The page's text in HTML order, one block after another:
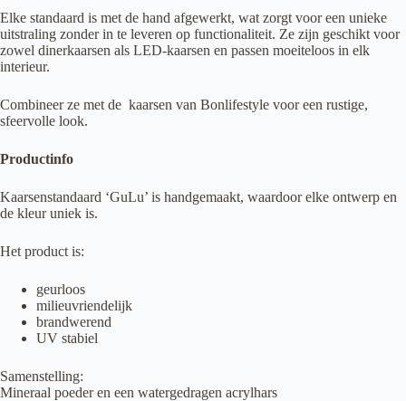
Elke standaard is met de hand afgewerkt, wat zorgt voor een unieke
uitstraling zonder in te leveren op functionaliteit. Ze zijn geschikt voor
zowel dinerkaarsen als LED-kaarsen en passen moeiteloos in elk
interieur.
Combineer ze met de kaarsen van Bonlifestyle voor een rustige,
sfeervolle look.
Productinfo
Kaarsenstandaard ‘GuLu’ is handgemaakt, waardoor elke ontwerp en
de kleur uniek is.
Het product is:
geurloos
milieuvriendelijk
brandwerend
UV stabiel
Samenstelling:
Mineraal poeder en een watergedragen acrylhars